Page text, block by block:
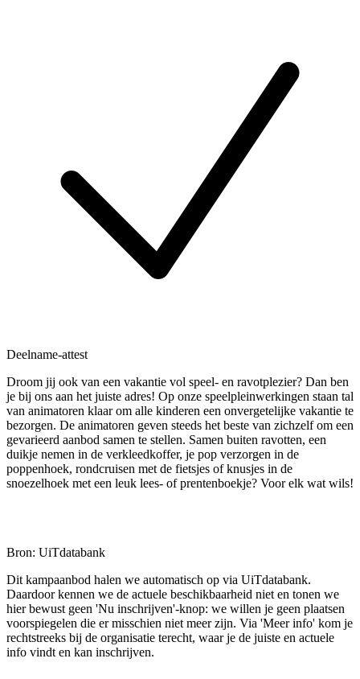
Deelname-attest
Droom jij ook van een vakantie vol speel- en ravotplezier? Dan ben
je bij ons aan het juiste adres! Op onze speelpleinwerkingen staan tal
van animatoren klaar om alle kinderen een onvergetelijke vakantie te
bezorgen. De animatoren geven steeds het beste van zichzelf om een
gevarieerd aanbod samen te stellen. Samen buiten ravotten, een
duikje nemen in de verkleedkoffer, je pop verzorgen in de
poppenhoek, rondcruisen met de fietsjes of knusjes in de
snoezelhoek met een leuk lees- of prentenboekje? Voor elk wat wils!
Bron: UiTdatabank
Dit kampaanbod halen we automatisch op via UiTdatabank.
Daardoor kennen we de actuele beschikbaarheid niet en tonen we
hier bewust geen 'Nu inschrijven'-knop: we willen je geen plaatsen
voorspiegelen die er misschien niet meer zijn. Via 'Meer info' kom je
rechtstreeks bij de organisatie terecht, waar je de juiste en actuele
info vindt en kan inschrijven.